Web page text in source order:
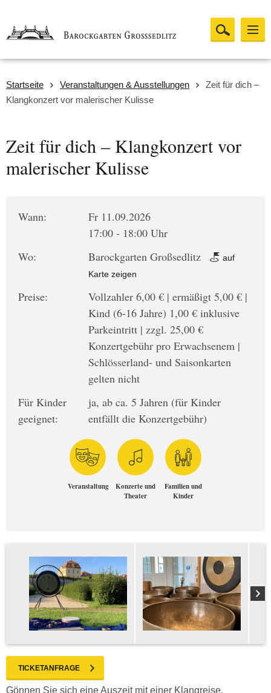
Startseite Veranstaltungen & Ausstellungen
Zeit für dich –
Klangkonzert vor malerischer Kulisse
Zeit für dich – Klangkonzert vor
malerischer Kulisse
Wann:
Fr 11.09.2026
17:00 - 18:00 Uhr
Wo:
Barockgarten Großsedlitz
auf
Karte zeigen
Preise:
Vollzahler 6,00 € | ermäßigt 5,00 € |
Kind (6-16 Jahre) 1,00 € inklusive
Parkeintritt | zzgl. 25,00 €
Konzertgebühr pro Erwachsenem |
Schlösserland- und Saisonkarten
gelten nicht
Für Kinder
geeignet:
ja, ab ca. 5 Jahren (für Kinder
entfällt die Konzertgebühr)
Veranstaltung
Konzerte und
Theater
Familien und
Kinder
TICKETANFRAGE
Gönnen Sie sich eine Auszeit mit einer Klangreise,